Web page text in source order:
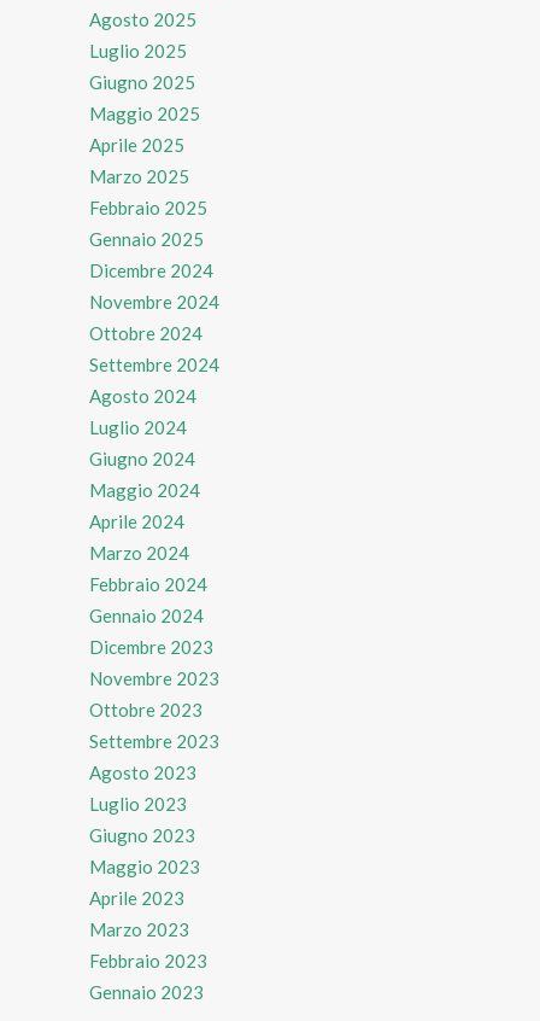
Agosto 2025
Luglio 2025
Giugno 2025
Maggio 2025
Aprile 2025
Marzo 2025
Febbraio 2025
Gennaio 2025
Dicembre 2024
Novembre 2024
Ottobre 2024
Settembre 2024
Agosto 2024
Luglio 2024
Giugno 2024
Maggio 2024
Aprile 2024
Marzo 2024
Febbraio 2024
Gennaio 2024
Dicembre 2023
Novembre 2023
Ottobre 2023
Settembre 2023
Agosto 2023
Luglio 2023
Giugno 2023
Maggio 2023
Aprile 2023
Marzo 2023
Febbraio 2023
Gennaio 2023